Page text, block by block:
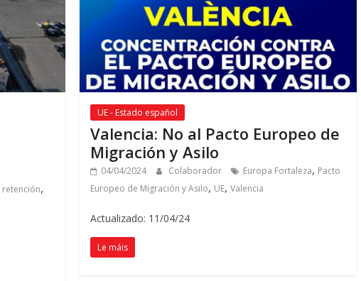
,
UE - Estado español
Valencia: No al Pacto Europeo de
Migración y Asilo
04/04/2024 Colaborador Europa Fortaleza, Pacto
Europeo de Migración y Asilo, UE,Valencia
Actualizado: 11/04/24
Le máis